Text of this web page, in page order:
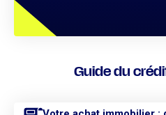
Guide du